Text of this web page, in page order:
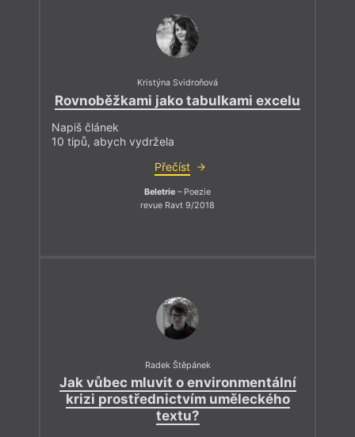
Kristýna Svidroňová
Rovnoběžkami jako tabulkami excelu
Napiš článek
10 tipů, abych vydržela
Přečíst
Beletrie – Poezie
revue Ravt 9/2018
Radek Štěpánek
Jak vůbec mluvit o environmentální
krizi prostřednictvím uměleckého
textu?